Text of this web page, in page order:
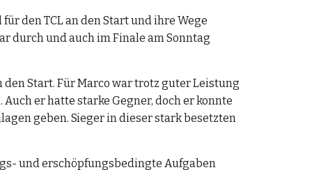
den TCL an den Start und ihre Wege
durch und auch im Finale am Sonntag
Start. Für Marco war trotz guter Leistung
er hatte starke Gegner, doch er konnte
geben. Sieger in dieser stark besetzten
und erschöpfungsbedingte Aufgaben